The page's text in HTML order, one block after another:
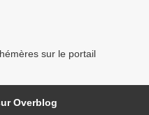
sur le portail
Overblog